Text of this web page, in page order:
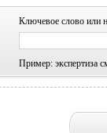
Ключевое слово или
Пример: экспертиза